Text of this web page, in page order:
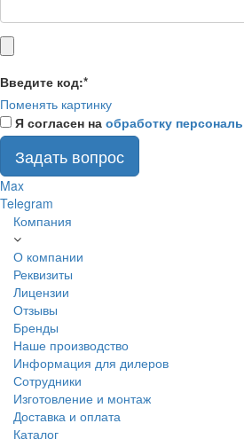
Введите код:*
Поменять картинку
Я согласен на обработку
Задать вопрос
Max
Telegram
Компания
О компании
Реквизиты
Лицензии
Отзывы
Бренды
Наше производство
Информация для дилеров
Сотрудники
Изготовление и монтаж
Доставка и оплата
Каталог